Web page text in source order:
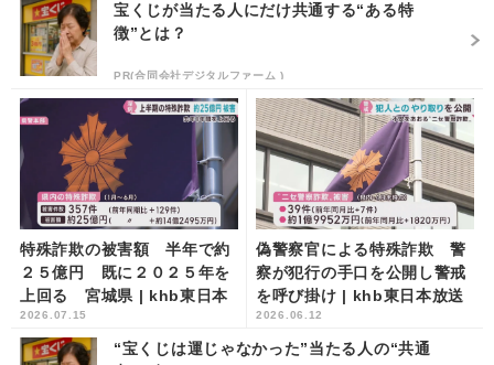
宝くじが当たる人にだけ共通する“ある特
徴”とは？
PR(合同会社デジタルファーム )
特殊詐欺の被害額 半年で約
２５億円 既に２０２５年を
上回る 宮城県 | khb東日本
放送
2026.07.15
偽警察官による特殊詐欺 警
察が犯行の手口を公開し警戒
を呼び掛け | khb東日本放送
2026.06.12
“宝くじは運じゃなかった”当たる人の“共通